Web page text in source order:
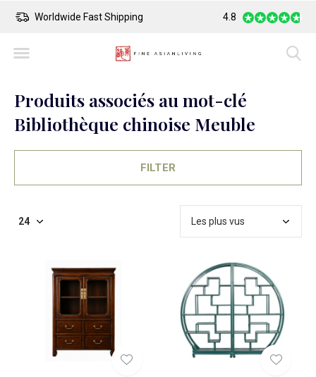
Worldwide Fast Shipping Safe Payment
4.8
Produits associés au mot-clé
Bibliothèque chinoise Meuble
FILTER